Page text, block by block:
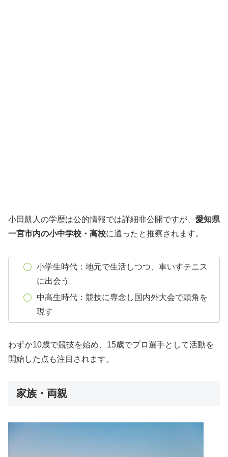
小田凱人の学歴は公的情報では詳細非公開ですが、 愛知県
一宮市内の小中学校・高校に通ったと推察されます。
小学生時代：地元で生活しつつ、車いすテニス
に出会う
中高生時代：競技に専念し国内外大会で頭角を
現す
わずか10歳で競技を始め、15歳でプロ選手として活動を
開始した点も注目されます。
家族・両親